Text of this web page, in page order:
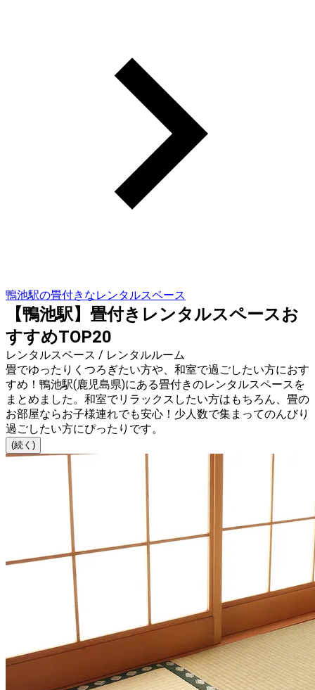
鴨池駅の畳付きなレンタルスペース
【鴨池駅】畳付きレンタルスペースお
すすめTOP20
レンタルスペース / レンタルルーム
畳でゆったりくつろぎたい方や、和室で過ごしたい方におす
すめ！鴨池駅(鹿児島県)にある畳付きのレンタルスペースを
まとめました。和室でリラックスしたい方はもちろん、畳の
お部屋ならお子様連れでも安心！少人数で集まってのんびり
過ごしたい方にぴったりです。
(続く)